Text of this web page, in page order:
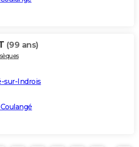
(99 ans)
sur-Indrois